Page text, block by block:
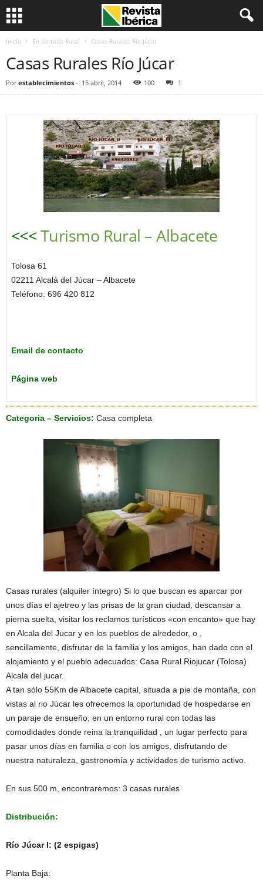
Inicio En portada Rural Casas Rurales Río Júcar
Casas Rurales Río Júcar
Por establecimientos - 15 abril, 2014 100 1
<<<Turismo Rural – Albacete
Tolosa 61
02211 Alcalá del Júcar – Albacete
Teléfono: 696 420 812
Email de contacto
Página web
Categoria – Servicios: Casa completa
Casas rurales (alquiler íntegro) Si lo que buscan es aparcar por
unos días el ajetreo y las prisas de la gran ciudad, descansar a
pierna suelta, visitar los reclamos turísticos «con encanto» que hay
en Alcala del Jucar y en los pueblos de alrededor, o ,
sencillamente, disfrutar de la familia y los amigos, han dado con el
alojamiento y el pueblo adecuados: Casa Rural Riojucar (Tolosa)
Alcala del jucar.
A tan sólo 55Km de Albacete capital, situada a pie de montaña, con
vistas al rio Júcar les ofrecemos la oportunidad de hospedarse en
un paraje de ensueño, en un entorno rural con todas las
comodidades donde reina la tranquilidad , un lugar perfecto para
pasar unos días en familia o con los amigos, disfrutando de
nuestra naturaleza, gastronomía y actividades de turismo activo.
En sus 500 m, encontraremos: 3 casas rurales
Distribución:
Río Júcar I: (2 espigas)
Planta Baja: